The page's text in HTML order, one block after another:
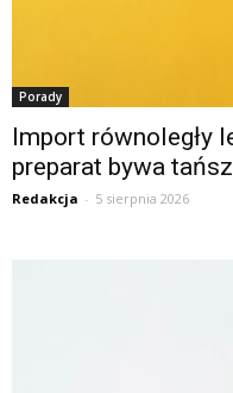
Porady
Import równoległy
preparat bywa
Redakcja - 5 sierpnia 2026